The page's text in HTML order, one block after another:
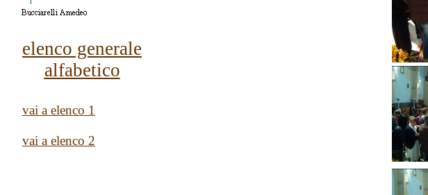
elenco generale
alfabetico
vai a elenco 1
vai a elenco 2